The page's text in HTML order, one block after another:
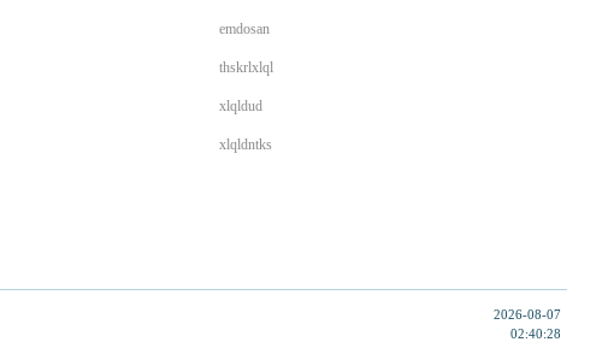
emdosan
thskrlxlql
xlqldud
xlqldntks
2026-08-07
02:40:28